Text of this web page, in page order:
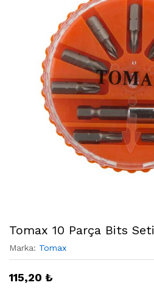
Tomax 10 Parça Bits Seti
Marka: Tomax
115,20 ₺